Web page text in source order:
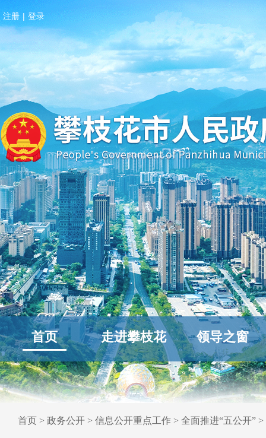
注册 | 登录
首页 走进攀枝花 领导之窗
首页 > 政务公开 > 信息公开重点工作 > 全面推进“五公开” >